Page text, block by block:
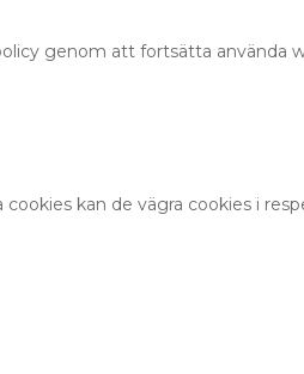
genom att fortsätta använda
kan de vägra cookies i